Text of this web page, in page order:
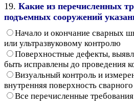
19. Какие из перечисленных
подъемных сооружений
Начало и окончание сварных
или ультразвуковому контролю
Поверхностные дефекты,
быть исправлены до проведения
Визуальный контроль и
внутренняя поверхность
Все перечисленные